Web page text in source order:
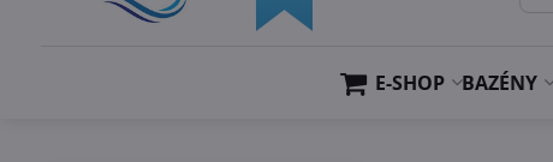
E-SHOP BAZÉNY